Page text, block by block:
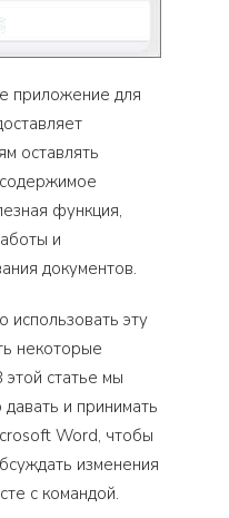
приложение для
оставлять
функция,
и
документов.
эту
некоторые
статье мы
и принимать
Word, чтобы
изменения
с командой.